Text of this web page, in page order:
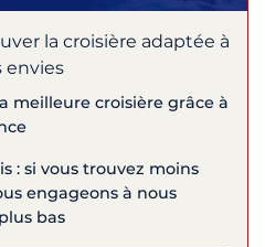
la croisière adaptée à
envies
meilleure croisière grâce à
: si vous trouvez moins
engageons à nous
bas